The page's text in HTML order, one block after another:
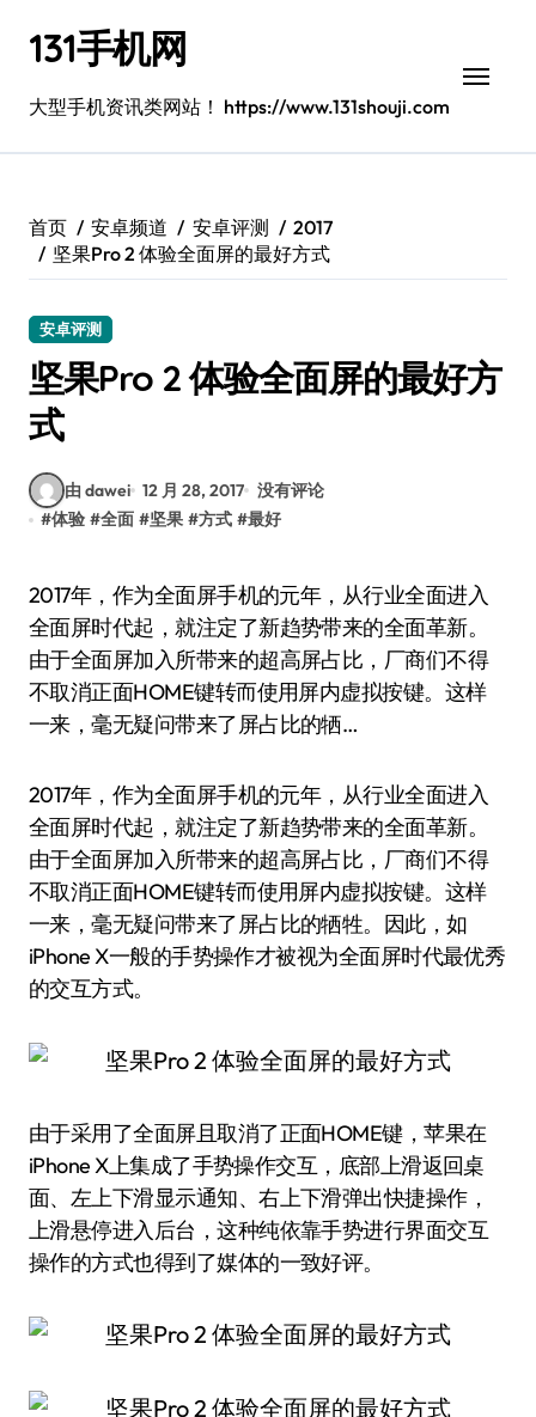
131手机网
大型手机资讯类网站！ https://www.131shouji.com
首页 安卓频道 安卓评测
2017
坚果Pro 2 体验全面屏的最好方式
安卓评测
坚果Pro 2 体验全面屏的最好方
式
由 dawei 12 月 28, 2017 没有评论
#体验 #全面 #坚果 #方式 #最好
2017年，作为全面屏手机的元年，从行业全面进入
全面屏时代起，就注定了新趋势带来的全面革新。
由于全面屏加入所带来的超高屏占比，厂商们不得
不取消正面HOME键转而使用屏内虚拟按键。这样
一来，毫无疑问带来了屏占比的牺…
2017年，作为全面屏手机的元年，从行业全面进入
全面屏时代起，就注定了新趋势带来的全面革新。
由于全面屏加入所带来的超高屏占比，厂商们不得
不取消正面HOME键转而使用屏内虚拟按键。这样
一来，毫无疑问带来了屏占比的牺牲。因此，如
iPhone X一般的手势操作才被视为全面屏时代最优秀
的交互方式。
由于采用了全面屏且取消了正面HOME键，苹果在
iPhone X上集成了手势操作交互，底部上滑返回桌
面、左上下滑显示通知、右上下滑弹出快捷操作，
上滑悬停进入后台，这种纯依靠手势进行界面交互
操作的方式也得到了媒体的一致好评。